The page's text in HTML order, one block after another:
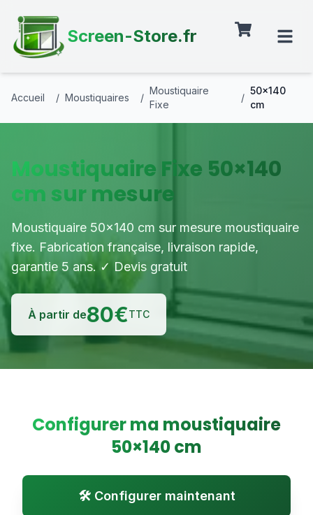
Screen-Store.fr
Accueil / Moustiquaires /
Moustiquaire
Fixe
/
50×140
cm
Moustiquaire Fixe 50×140
cm sur mesure
Moustiquaire 50×140 cm sur mesure moustiquaire
fixe. Fabrication française, livraison rapide,
garantie 5 ans. ✓ Devis gratuit
À partir de80€TTC
Configurer ma moustiquaire
50×140cm
🛠️ Configurer maintenant